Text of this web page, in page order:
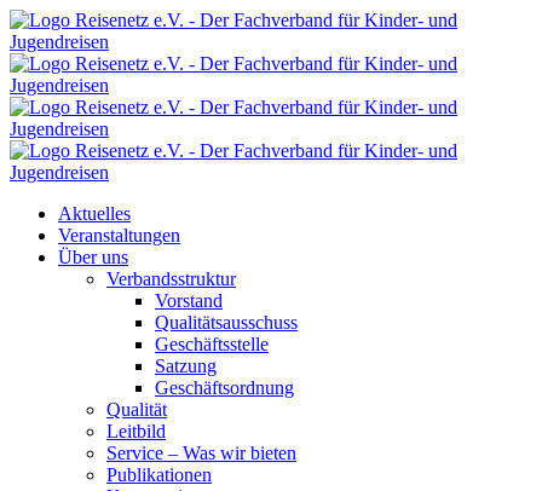
Aktuelles
Veranstaltungen
Über uns
Verbandsstruktur
Vorstand
Qualitätsausschuss
Geschäftsstelle
Satzung
Geschäftsordnung
Qualität
Leitbild
Service – Was wir bieten
Publikationen